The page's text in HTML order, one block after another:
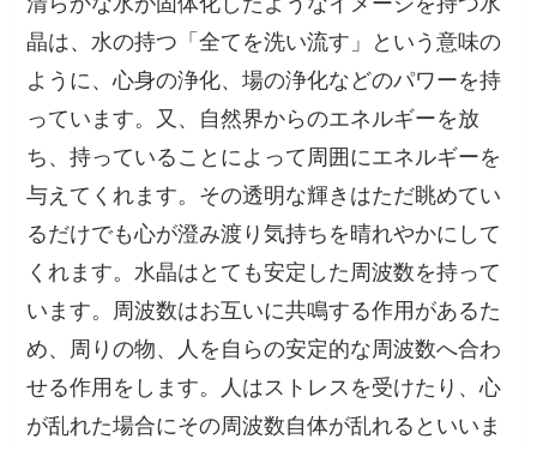
晶は、水の持つ「全てを洗い流す」という意味の
ように、心身の浄化、場の浄化などのパワーを持
っています。又、自然界からのエネルギーを放
ち、持っていることによって周囲にエネルギーを
与えてくれます。その透明な輝きはただ眺めてい
るだけでも心が澄み渡り気持ちを晴れやかにして
くれます。水晶はとても安定した周波数を持って
います。周波数はお互いに共鳴する作用があるた
め、周りの物、人を自らの安定的な周波数へ合わ
せる作用をします。人はストレスを受けたり、心
が乱れた場合にその周波数自体が乱れるといいま